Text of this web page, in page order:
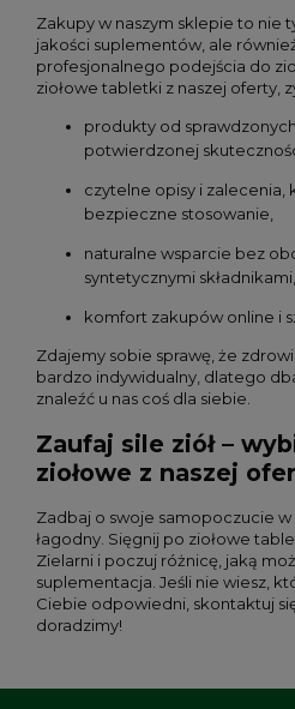
Zakupy w naszym sklepie to nie
jakości suplementów, ale
profesjonalnego podejścia do
ziołowe tabletki z naszej oferty,
produkty od
potwierdzonej
czytelne opisy i zalecenia,
bezpieczne stosowanie,
naturalne wsparcie bez
syntetycznymi składnikami,
komfort zakupów online i
Zdajemy sobie sprawę, że
bardzo indywidualny, dlatego
znaleźć u nas coś dla siebie.
Zaufaj sile ziół –
ziołowe z naszej
Zadbaj o swoje samopoczucie w
łagodny. Sięgnij po ziołowe
Zielarni i poczuj różnicę, jaką
suplementacja. Jeśli nie wiesz,
Ciebie odpowiedni, skontaktuj
doradzimy!